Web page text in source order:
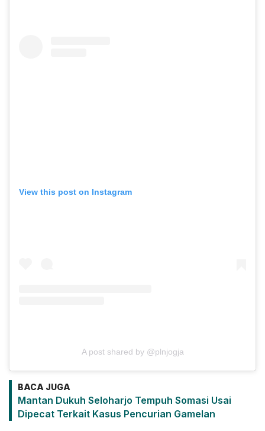
View this post on Instagram
A post shared by @plnjogja
BACA JUGA
Mantan Dukuh Seloharjo Tempuh Somasi Usai
Dipecat Terkait Kasus Pencurian Gamelan